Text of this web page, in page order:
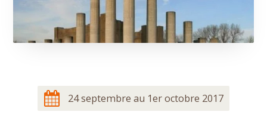
24 septembre au 1er octobre 2017